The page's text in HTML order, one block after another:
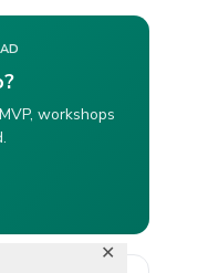
✕
workshops